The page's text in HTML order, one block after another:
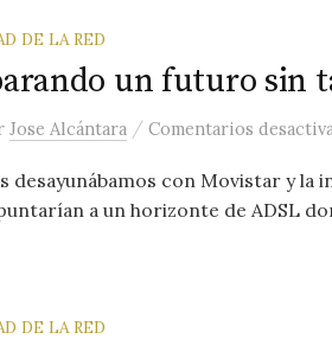
DE LA RED
un futuro sin
Jose Alcántara / Comentarios
desayunábamos con Movistar y
a un horizonte de ADSL
DE LA RED